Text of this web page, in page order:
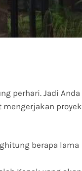
perhari. Jadi Anda
mengerjakan proyek
berapa lama